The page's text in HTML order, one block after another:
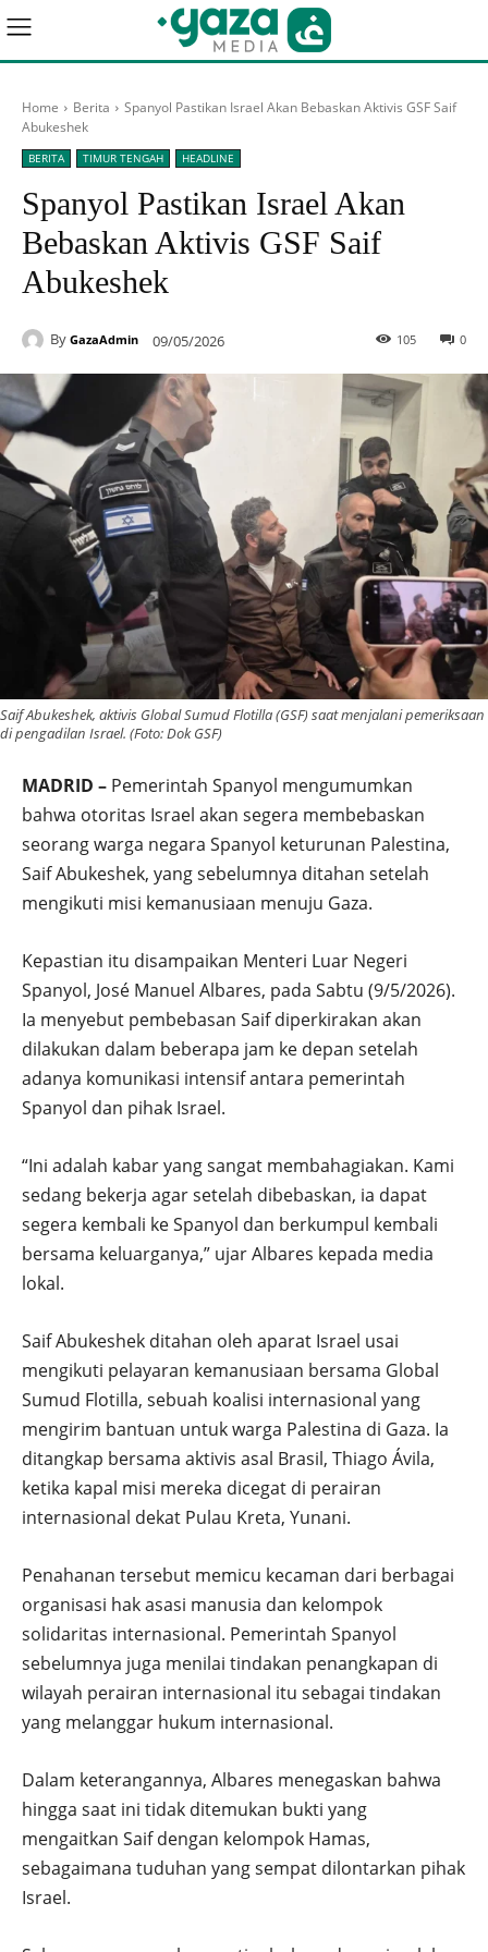
Home Berita
Spanyol Pastikan Israel Akan Bebaskan Aktivis GSF Saif
Abukeshek
BERITA TIMUR TENGAH HEADLINE
Spanyol Pastikan Israel Akan
Bebaskan Aktivis GSF Saif
Abukeshek
By GazaAdmin 09/05/2026 0
105
Saif Abukeshek, aktivis Global Sumud Flotilla (GSF) saat menjalani pemeriksaan
di pengadilan Israel. (Foto: Dok GSF)
MADRID – Pemerintah Spanyol mengumumkan
bahwa otoritas Israel akan segera membebaskan
seorang warga negara Spanyol keturunan Palestina,
Saif Abukeshek, yang sebelumnya ditahan setelah
mengikuti misi kemanusiaan menuju Gaza.
Kepastian itu disampaikan Menteri Luar Negeri
Spanyol, José Manuel Albares, pada Sabtu (9/5/2026).
Ia menyebut pembebasan Saif diperkirakan akan
dilakukan dalam beberapa jam ke depan setelah
adanya komunikasi intensif antara pemerintah
Spanyol dan pihak Israel.
“Ini adalah kabar yang sangat membahagiakan. Kami
sedang bekerja agar setelah dibebaskan, ia dapat
segera kembali ke Spanyol dan berkumpul kembali
bersama keluarganya,” ujar Albares kepada media
lokal.
Saif Abukeshek ditahan oleh aparat Israel usai
mengikuti pelayaran kemanusiaan bersama Global
Sumud Flotilla, sebuah koalisi internasional yang
mengirim bantuan untuk warga Palestina di Gaza. Ia
ditangkap bersama aktivis asal Brasil, Thiago Ávila,
ketika kapal misi mereka dicegat di perairan
internasional dekat Pulau Kreta, Yunani.
Penahanan tersebut memicu kecaman dari berbagai
organisasi hak asasi manusia dan kelompok
solidaritas internasional. Pemerintah Spanyol
sebelumnya juga menilai tindakan penangkapan di
wilayah perairan internasional itu sebagai tindakan
yang melanggar hukum internasional.
Dalam keterangannya, Albares menegaskan bahwa
hingga saat ini tidak ditemukan bukti yang
mengaitkan Saif dengan kelompok Hamas,
sebagaimana tuduhan yang sempat dilontarkan pihak
Israel.